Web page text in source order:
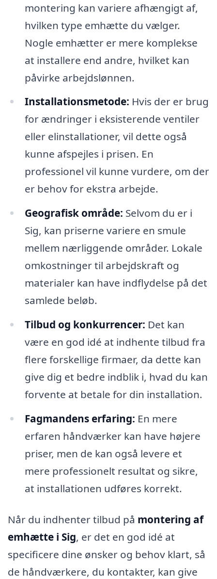
montering kan variere afhængigt af,
hvilken type emhætte du vælger.
Nogle emhætter er mere komplekse
at installere end andre, hvilket kan
påvirke arbejdslønnen.
Installationsmetode: Hvis der er brug
for ændringer i eksisterende ventiler
eller elinstallationer, vil dette også
kunne afspejles i prisen. En
professionel vil kunne vurdere, om der
er behov for ekstra arbejde.
Geografisk område: Selvom du er i
Sig, kan priserne variere en smule
mellem nærliggende områder. Lokale
omkostninger til arbejdskraft og
materialer kan have indflydelse på det
samlede beløb.
Tilbud og konkurrencer: Det kan
være en god idé at indhente tilbud fra
flere forskellige firmaer, da dette kan
give dig et bedre indblik i, hvad du kan
forvente at betale for din installation.
Fagmandens erfaring: En mere
erfaren håndværker kan have højere
priser, men de kan også levere et
mere professionelt resultat og sikre,
at installationen udføres korrekt.
Når du indhenter tilbud på montering af
emhætte i Sig, er det en god idé at
specificere dine ønsker og behov klart, så
de håndværkere, du kontakter, kan give